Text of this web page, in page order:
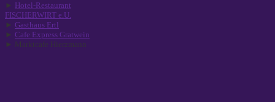
► Hotel-Restaurant
FISCHERWIRT e.U.
► Gasthaus Ertl
► Cafe Express Gratwein
► Marktcafe Hierzmann